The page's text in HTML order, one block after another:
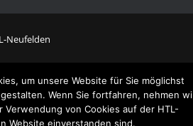
Neufelden
um unsere Website für Sie möglichst
Wenn Sie fortfahren, nehmen
Verwendung von Cookies auf der HTL-
Website einverstanden sind.